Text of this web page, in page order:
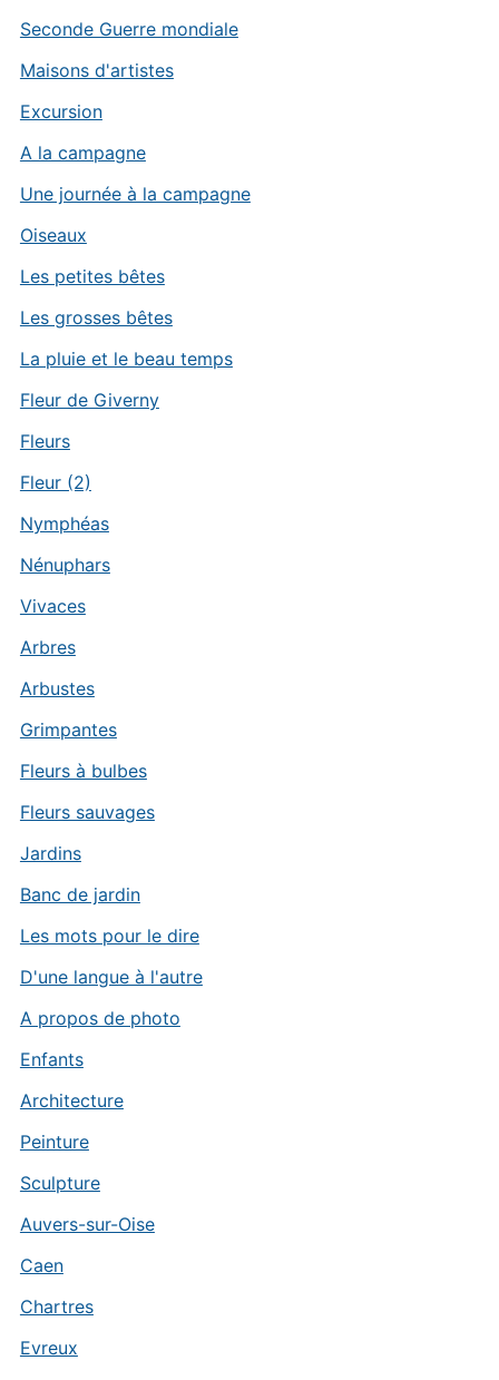
Seconde Guerre mondiale
Maisons d'artistes
Excursion
A la campagne
Une journée à la campagne
Oiseaux
Les petites bêtes
Les grosses bêtes
La pluie et le beau temps
Fleur de Giverny
Fleurs
Fleur (2)
Nymphéas
Nénuphars
Vivaces
Arbres
Arbustes
Grimpantes
Fleurs à bulbes
Fleurs sauvages
Jardins
Banc de jardin
Les mots pour le dire
D'une langue à l'autre
A propos de photo
Enfants
Architecture
Peinture
Sculpture
Auvers-sur-Oise
Caen
Chartres
Evreux